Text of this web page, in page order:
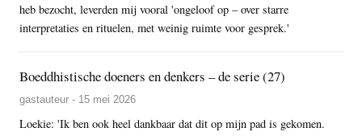
heb bezocht, leverden mij vooral 'ongeloof op – over starre
interpretaties en rituelen, met weinig ruimte voor gesprek.'
Boeddhistische doeners en denkers – de serie (27)
gastauteur - 15 mei 2026
Loekie: 'Ik ben ook heel dankbaar dat dit op mijn pad is gekomen.